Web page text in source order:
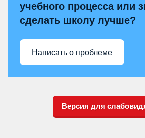
учебного процесса или
сделать школу лучше?
Написать о проблеме
Версия для